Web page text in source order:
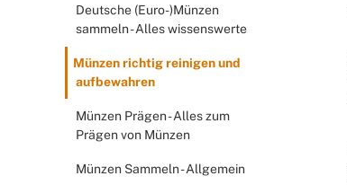
Deutsche (Euro-)Münzen
sammeln - Alles wissenswerte
Münzen richtig reinigen und
aufbewahren
Münzen Prägen - Alles zum
Prägen von Münzen
Münzen Sammeln - Allgemein